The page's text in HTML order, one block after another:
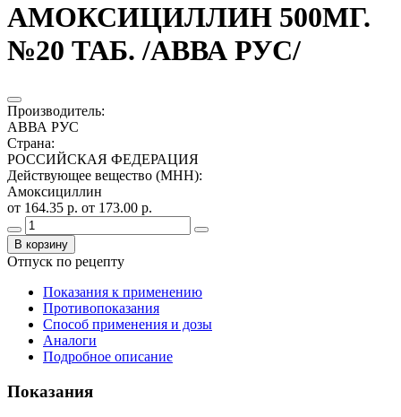
АМОКСИЦИЛЛИН 500МГ.
№20 ТАБ. /АВВА РУС/
Производитель:
АВВА РУС
Страна:
РОССИЙСКАЯ ФЕДЕРАЦИЯ
Действующее вещество (МНН):
Амоксициллин
от 164.35 р. от 173.00 р.
В корзину
Отпуск по рецепту
Показания к применению
Противопоказания
Способ применения и дозы
Аналоги
Подробное описание
Показания